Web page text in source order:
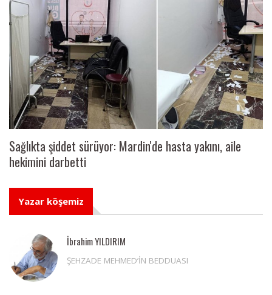
Sağlıkta şiddet sürüyor: Mardin'de hasta yakını, aile
hekimini darbetti
Yazar köşemiz
İbrahim YILDIRIM
ŞEHZADE MEHMED’İN BEDDUASI